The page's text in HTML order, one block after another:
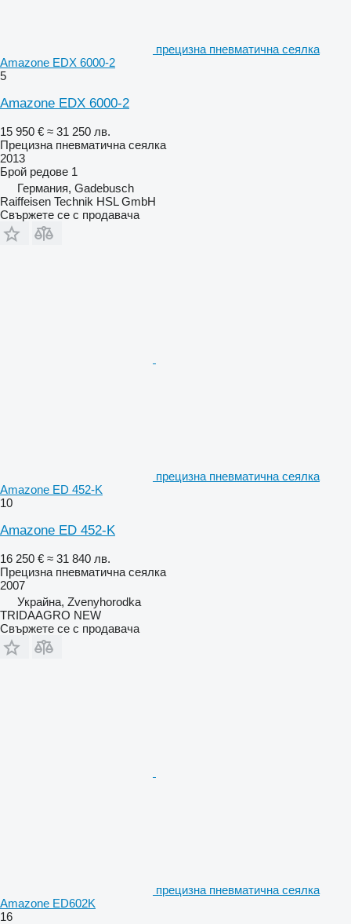
прецизна пневматична сеялка
Amazone EDX 6000-2
5
Amazone EDX 6000-2
15 950 € ≈ 31 250 лв.
Прецизна пневматична сеялка
2013
Брой редове 1
Германия, Gadebusch
Raiffeisen Technik HSL GmbH
Свържете се с продавача
прецизна пневматична сеялка
Amazone ED 452-K
10
Amazone ED 452-K
16 250 € ≈ 31 840 лв.
Прецизна пневматична сеялка
2007
Украйна, Zvenyhorodka
TRIDAAGRO NEW
Свържете се с продавача
прецизна пневматична сеялка
Amazone ED602K
16